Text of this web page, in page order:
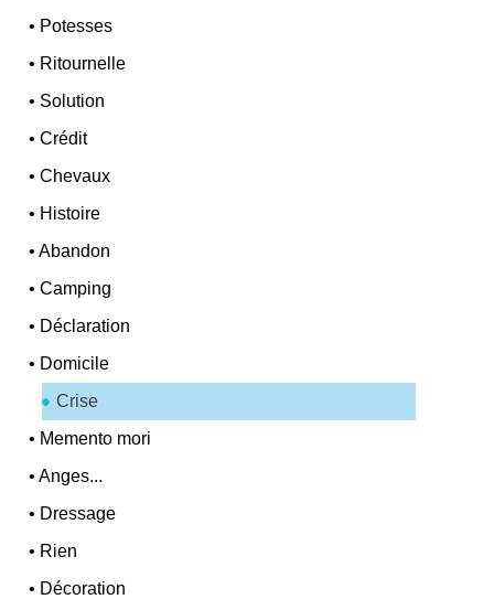
• Potesses
• Ritournelle
• Solution
•Crédit
•Chevaux
• Histoire
•Abandon
•Camping
• Déclaration
• Domicile
Crise
• Memento mori
•Anges...
• Dressage
• Rien
• Décoration